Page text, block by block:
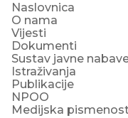
Naslovnica
O nama
Vijesti
Dokumenti
Sustav javne
Istraživanja
Publikacije
NPOO
Medijska